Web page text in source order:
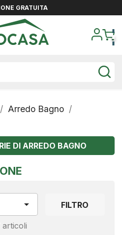
GRATUITA
Arredo Bagno
DI ARREDO BAGNO
 FILTRO
articoli